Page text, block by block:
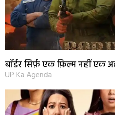
बॉर्डर सिर्फ़ एक फ़िल्म नहीं एक
UP Ka Agenda